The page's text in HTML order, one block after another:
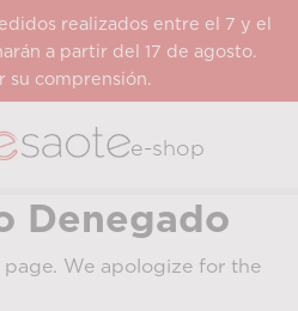
realizados entre el 7 y el
a partir del 17 de agosto.
su comprensión.
e-shop
Denegado
page. We apologize for the